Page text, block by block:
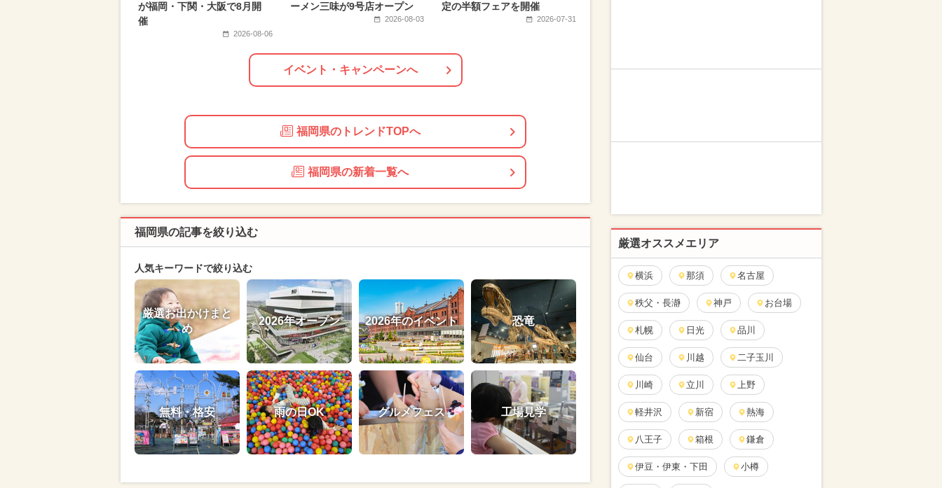
が福岡・下関・大阪で8月開
催
2026-08-06
ーメン三味が9号店オープン
2026-08-03
定の半額フェアを開催
2026-07-31
イベント・キャンペーンへ
福岡県のトレンドTOPへ
福岡県の新着一覧へ
福岡県の記事を絞り込む
人気キーワードで絞り込む
厳選お出かけまと
め
2026年オープン 2026年のイベント 恐竜
無料・格安 雨の日OK グルメフェス 工場見学
厳選オススメエリア
横浜 那須 名古屋
秩父・長瀞 神戸 お台場
札幌 日光 品川
仙台 川越 二子玉川
川崎 立川 上野
軽井沢 新宿 熱海
八王子 箱根 鎌倉
伊豆・伊東・下田 小樽